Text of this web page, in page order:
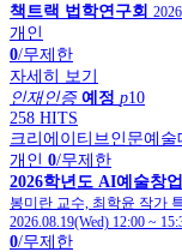
책트랙 법학연구회
개인
0/무제한
자세히 보기
인재인증 예정 p10
258 HITS
크리에이티브인문예
개인 0/무제한
2026학년도 AI예술창
봉미란 교수, 최학윤 작가
2026.08.19(Wed) 12:00 ~
0/무제한